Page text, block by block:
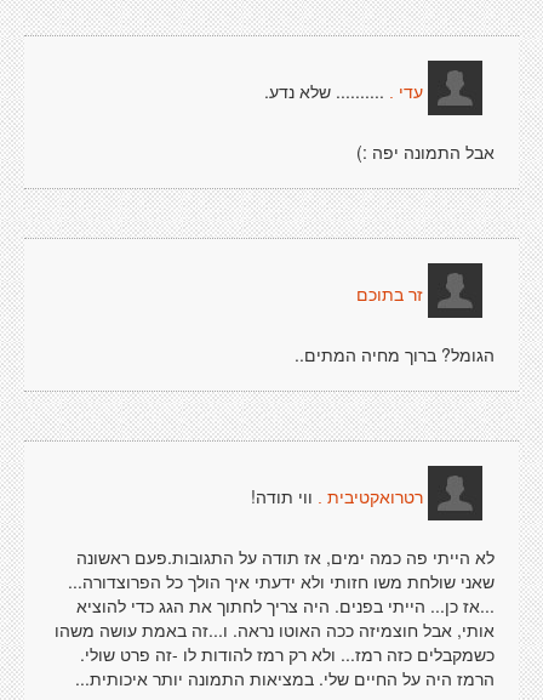
עדי . .......... שלא נדע.
אבל התמונה יפה :)
זר בתוכם
הגומל? ברוך מחיה המתים..
רטרואקטיבית . ווי תודה!
לא הייתי פה כמה ימים, אז תודה על התגובות.פעם ראשונה
שאני שולחת משו חזותי ולא ידעתי איך הולך כל הפרוצדורה...
...אז כן... הייתי בפנים. היה צריך לחתוך את הגג כדי להוציא
אותי, אבל חוצמיזה ככה האוטו נראה. ו...זה באמת עושה משהו
כשמקבלים כזה רמז... ולא רק רמז להודות לו -זה פרט שולי.
הרמז היה על החיים שלי. במציאות התמונה יותר איכותית...